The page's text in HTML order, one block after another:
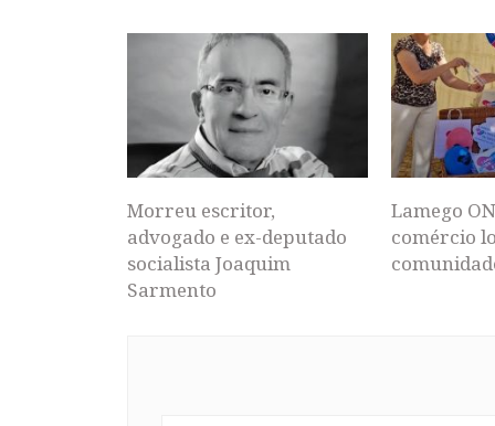
Morreu escritor,
advogado e ex-deputado
socialista Joaquim
Sarmento
Lamego
comércio